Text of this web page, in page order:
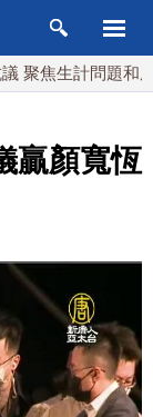
生計問題和處決事
贏顏寬恆